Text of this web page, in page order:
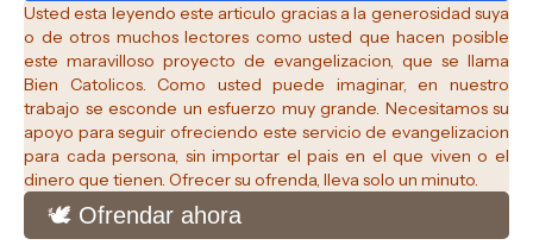
Usted esta leyendo este articulo gracias a la generosidad suya
o de otros muchos lectores como usted que hacen posible
este maravilloso proyecto de evangelizacion, que se llama
Bien Catolicos.Como usted puede imaginar, en nuestro
trabajo se esconde un esfuerzo muy grande. Necesitamos su
apoyo para seguir ofreciendo este servicio de evangelizacion
para cada persona, sin importar el pais en el que viven o el
dinero que tienen. Ofrecer su ofrenda, lleva solo un minuto.
🕊️ Ofrendar ahora